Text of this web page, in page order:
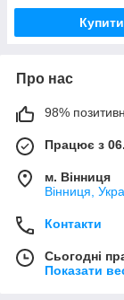
Купити
Про нас
98%
Працює з
м. Вінниця
Вінниця,
Контакти
Сьогодні
Показати